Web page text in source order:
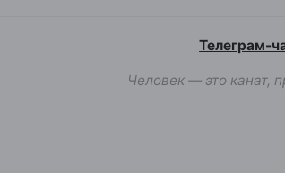
Телеграм-
Человек — это канат,